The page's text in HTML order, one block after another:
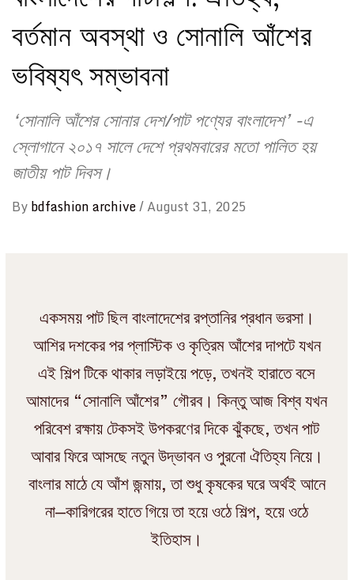
বর্তমান অবস্থা ও সোনালি আঁশের
ভবিষ্যৎ সম্ভাবনা
‘সোনালি আঁশের সোনার দেশ/পাট পণ্যের বাংলাদেশ’ -এ
স্লোগানে ২০১৭ সালে দেশে প্রথমবারের মতো পালিত হয়
জাতীয় পাট দিবস।
Bybdfashion archive/August 31, 2025
একসময় পাট ছিল বাংলাদেশের রপ্তানির প্রধান ভরসা।
আশির দশকের পর প্লাস্টিক ও কৃত্রিম আঁশের দাপটে যখন
এই শিল্প টিকে থাকার লড়াইয়ে পড়ে, তখনই হারাতে বসে
আমাদের “সোনালি আঁশের” গৌরব। কিন্তু আজ বিশ্ব যখন
পরিবেশ রক্ষায় টেকসই উপকরণের দিকে ঝুঁকছে, তখন পাট
আবার ফিরে আসছে নতুন উদ্ভাবন ও পুরনো ঐতিহ্য নিয়ে।
বাংলার মাঠে যে আঁশ জন্মায়, তা শুধু কৃষকের ঘরে অর্থই আনে
না—কারিগরের হাতে গিয়ে তা হয়ে ওঠে শিল্প, হয়ে ওঠে
ইতিহাস।